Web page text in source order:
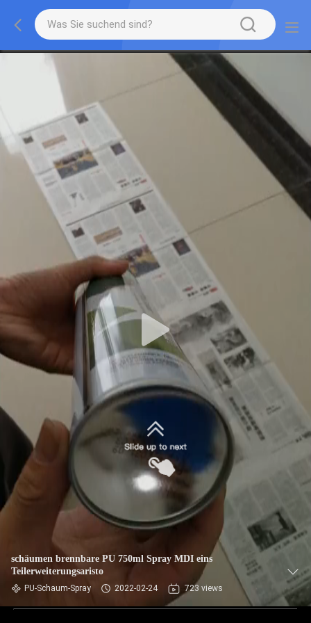
schäumen brennbare PU 750ml Spray MDI eins
Teilerweiterungsaristo
PU-Schaum-Spray 2022-02-24 723 views